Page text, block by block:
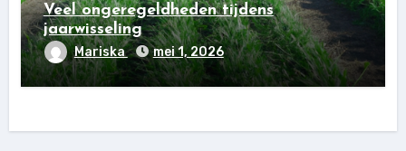
Veel ongeregeldheden tijdens
jaarwisseling
Mariska mei 1, 2026